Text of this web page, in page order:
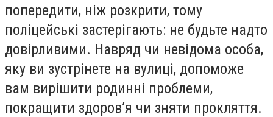
попередити, ніж розкрити, тому
поліцейські застерігають: не будьте надто
довірливими. Навряд чи невідома особа,
яку ви зустрінете на вулиці, допоможе
вам вирішити родинні проблеми,
покращити здоров’я чи зняти прокляття.